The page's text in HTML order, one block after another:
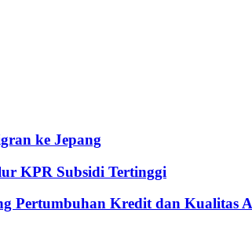
ke Jepang
KPR Subsidi Tertinggi
Pertumbuhan Kredit dan Kualitas